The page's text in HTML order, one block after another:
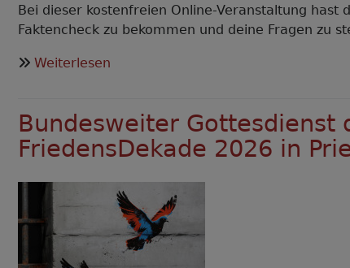
Bei dieser kostenfreien Online-Veranstaltung hast
Faktencheck zu bekommen und deine Fragen zu
Weiterlesen
Online
Faktencheck
und
Q&A
zum
Thema
Wehrpflicht
Bundesweiter Gottesdienst
FriedensDekade 2026 in